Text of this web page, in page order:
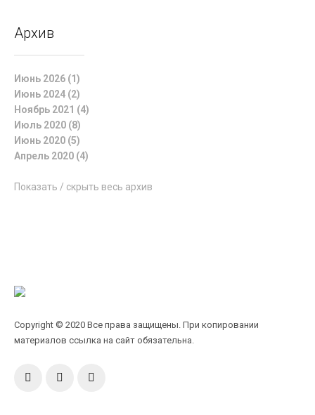
Архив
Июнь 2026 (1)
Июнь 2024 (2)
Ноябрь 2021 (4)
Июль 2020 (8)
Июнь 2020 (5)
Апрель 2020 (4)
Показать / скрыть весь архив
Copyright © 2020 Все права защищены. При копировании
материалов ссылка на сайт обязательна.